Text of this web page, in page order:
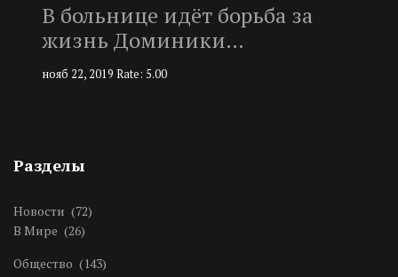
В больнице идёт борьба за
жизнь Доминики…
нояб 22, 2019 Rate: 5.00
Разделы
Новости (72)
В Мире (26)
Общество (143)